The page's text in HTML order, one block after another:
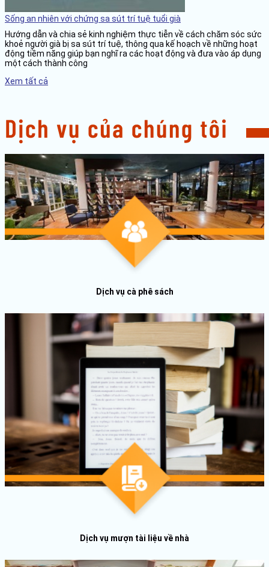
Sống an nhiên với chứng sa sút trí tuệ tuổi già
Hướng dẫn và chia sẻ kinh nghiệm thực tiễn về cách chăm sóc sức
khoẻ người già bị sa sút trí tuệ, thông qua kế hoạch về những hoạt
động tiềm năng giúp bạn nghĩ ra các hoạt động và đưa vào áp dụng
một cách thành công
Xem tất cả
Dịch vụ cà phê sách
Dịch vụ mượn tài liệu về nhà